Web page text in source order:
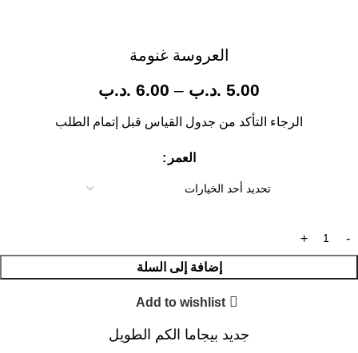
العروسة غنومة
5.00 .د.ب –
6.00 .د.ب
الرجاء التأكد من جدول القياس قبل إتمام الطلب
العمر
إضافة إلى السلة
Add to wishlist
جديد بيجاما الكم الطويل